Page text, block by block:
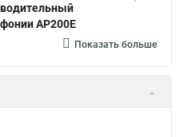
AP200E
Показать больше